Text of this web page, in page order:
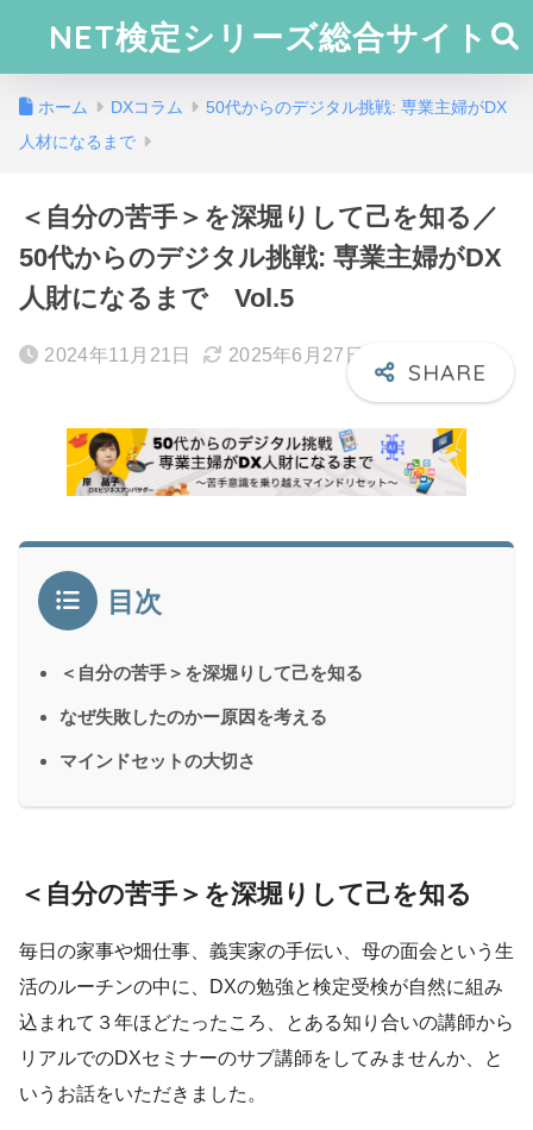
NET検定シリーズ総合サイト
ホーム DXコラム
50代からのデジタル挑戦: 専業主婦がDX
人材になるまで
＜自分の苦手＞を深堀りして己を知る／
50代からのデジタル挑戦: 専業主婦がDX
人財になるまで Vol.5
2024年11月21日 2025年6月27日
目次
＜自分の苦手＞を深堀りして己を知る
なぜ失敗したのかー原因を考える
マインドセットの大切さ
＜自分の苦手＞を深堀りして己を知る
毎日の家事や畑仕事、義実家の手伝い、母の面会という生
活のルーチンの中に、DXの勉強と検定受検が自然に組み
込まれて３年ほどたったころ、とある知り合いの講師から
リアルでのDXセミナーのサブ講師をしてみませんか、と
いうお話をいただきました。